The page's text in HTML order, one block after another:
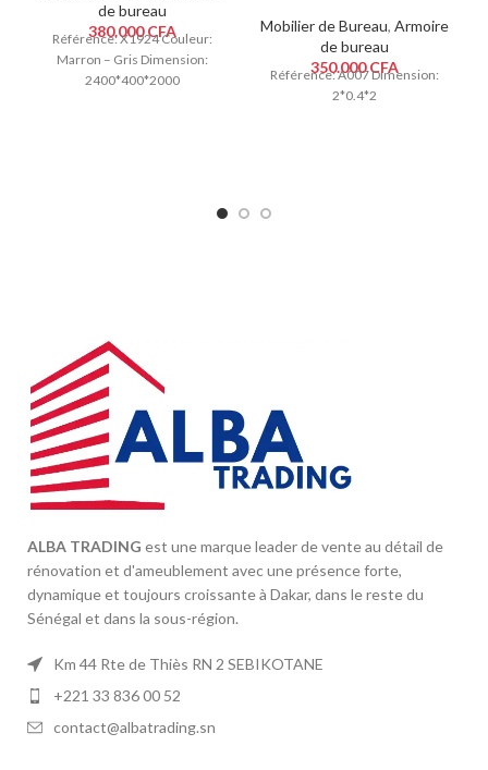
de bureau
380.000CFA
Référence: X1924 Couleur:
Marron – Gris Dimension:
2400*400*2000
Mobilier de Bureau, Armoire
de bureau
350.000CFA
Référence: A007 Dimension:
2*0.4*2
ALBA TRADING est une marque leader de vente au détail de
rénovation et d'ameublement avec une présence forte,
dynamique et toujours croissante à Dakar, dans le reste du
Sénégal et dans la sous-région.
Km 44 Rte de Thiès RN 2 SEBIKOTANE
+221 33 836 00 52
contact@albatrading.sn